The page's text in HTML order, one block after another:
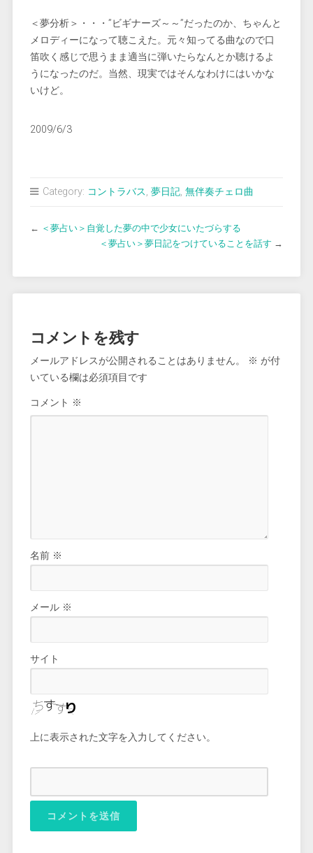
＜夢分析＞・・・”ビギナーズ～～”だったのか、ちゃんと
メロディーになって聴こえた。元々知ってる曲なので口
笛吹く感じで思うまま適当に弾いたらなんとか聴けるよ
うになったのだ。当然、現実ではそんなわけにはいかな
いけど。
2009/6/3
Category: コントラバス, 夢日記, 無伴奏チェロ曲
← ＜夢占い＞自覚した夢の中で少女にいたづらする
＜夢占い＞夢日記をつけていることを話す →
コメントを残す
メールアドレスが公開されることはありません。 ※ が付
いている欄は必須項目です
コメント ※
名前 ※
メール ※
サイト
上に表示された文字を入力してください。